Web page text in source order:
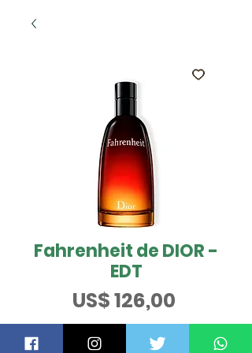
Fahrenheit de DIOR -
EDT
US$ 126,00
Tamanho*